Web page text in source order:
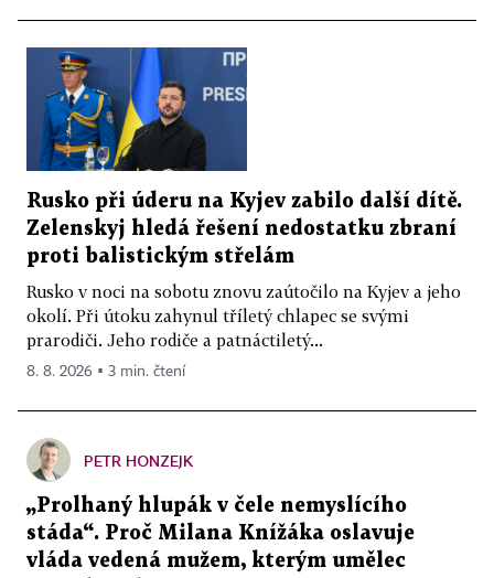
Rusko při úderu na Kyjev zabilo další dítě.
Zelenskyj hledá řešení nedostatku zbraní
proti balistickým střelám
Rusko v noci na sobotu znovu zaútočilo na Kyjev a jeho
okolí. Při útoku zahynul tříletý chlapec se svými
prarodiči. Jeho rodiče a patnáctiletý...
8. 8. 2026 ▪ 3 min. čtení
PETR HONZEJK
„Prolhaný hlupák v čele nemyslícího
stáda“. Proč Milana Knížáka oslavuje
vláda vedená mužem, kterým umělec